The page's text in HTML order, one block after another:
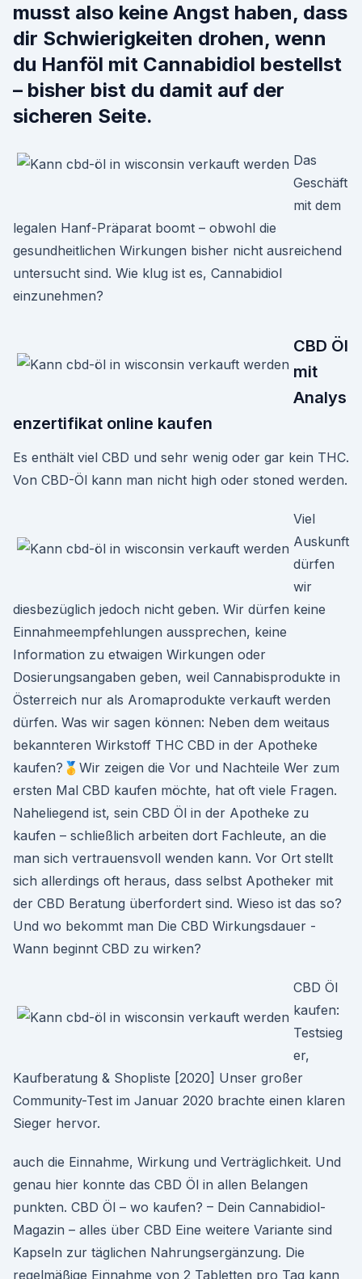
musst also keine Angst haben, dass
dir Schwierigkeiten drohen, wenn
du Hanföl mit Cannabidiol bestellst
– bisher bist du damit auf der
sicheren Seite.
Das
Geschäft
mit dem
legalen Hanf-Präparat boomt – obwohl die
gesundheitlichen Wirkungen bisher nicht ausreichend
untersucht sind. Wie klug ist es, Cannabidiol
einzunehmen?
CBD Öl
mit
Analys
enzertifikat online kaufen
Es enthält viel CBD und sehr wenig oder gar kein THC.
Von CBD-Öl kann man nicht high oder stoned werden.
Viel
Auskunft
dürfen
wir
diesbezüglich jedoch nicht geben. Wir dürfen keine
Einnahmeempfehlungen aussprechen, keine
Information zu etwaigen Wirkungen oder
Dosierungsangaben geben, weil Cannabisprodukte in
Österreich nur als Aromaprodukte verkauft werden
dürfen. Was wir sagen können: Neben dem weitaus
bekannteren Wirkstoff THC CBD in der Apotheke
kaufen?🥇Wir zeigen die Vor und Nachteile Wer zum
ersten Mal CBD kaufen möchte, hat oft viele Fragen.
Naheliegend ist, sein CBD Öl in der Apotheke zu
kaufen – schließlich arbeiten dort Fachleute, an die
man sich vertrauensvoll wenden kann. Vor Ort stellt
sich allerdings oft heraus, dass selbst Apotheker mit
der CBD Beratung überfordert sind. Wieso ist das so?
Und wo bekommt man Die CBD Wirkungsdauer -
Wann beginnt CBD zu wirken?
CBD Öl
kaufen:
Testsieg
er,
Kaufberatung & Shopliste [2020] Unser großer
Community-Test im Januar 2020 brachte einen klaren
Sieger hervor.
auch die Einnahme, Wirkung und Verträglichkeit. Und
genau hier konnte das CBD Öl in allen Belangen
punkten. CBD Öl – wo kaufen? – Dein Cannabidiol-
Magazin – alles über CBD Eine weitere Variante sind
Kapseln zur täglichen Nahrungsergänzung. Die
regelmäßige Einnahme von 2 Tabletten pro Tag kann